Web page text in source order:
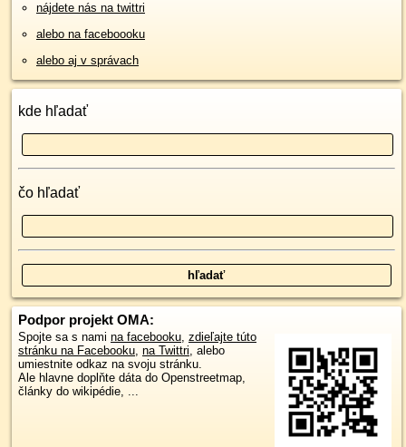
nájdete nás na twittri
alebo na faceboooku
alebo aj v správach
kde hľadať
čo hľadať
Podpor projekt OMA:
Spojte sa s nami na facebooku, zdieľajte túto
stránku na Facebooku, na Twittri, alebo
umiestnite odkaz na svoju stránku.
Ale hlavne doplňte dáta do Openstreetmap,
články do wikipédie, ...